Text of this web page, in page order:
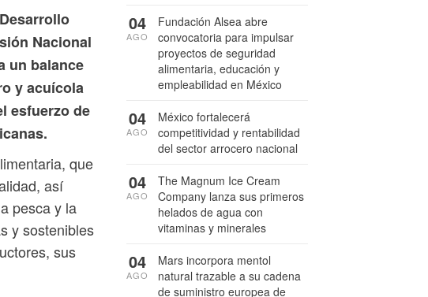
Nacional
un balance
y acuícola
esfuerzo de
que
así
pesca y la
y sostenibles
sus
Fundación Alsea abre
convocatoria para impulsar
proyectos de seguridad
alimentaria, educación y
empleabilidad en México
04
AGO
México fortalecerá
competitividad y rentabilidad
del sector arrocero nacional
04
AGO
The Magnum Ice Cream
Company lanza sus primeros
helados de agua con
vitaminas y minerales
04
AGO
Mars incorpora mentol
natural trazable a su cadena
de suministro europea de
04
AGO